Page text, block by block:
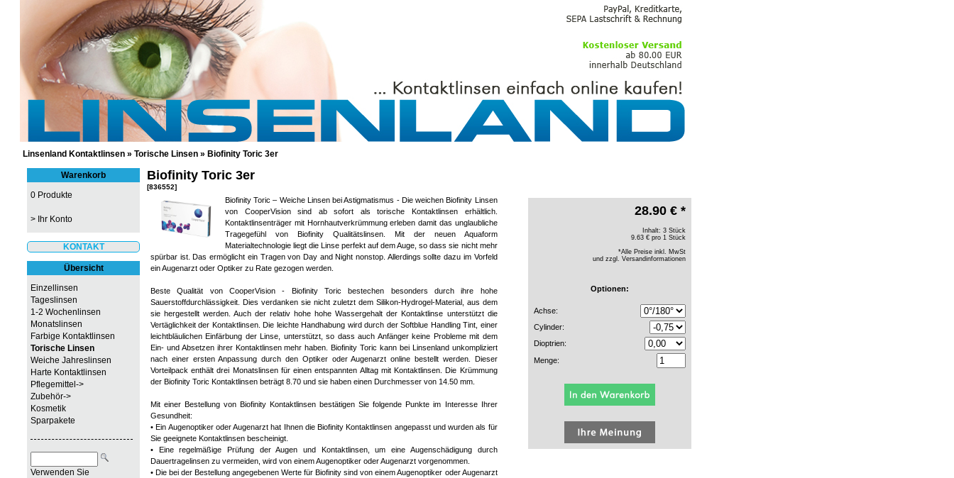
GÜNSTIGE KONTAKTLINSEN UND PFLEGEMITTEL
Linsenland Kontaktlinsen » Torische Linsen » Biofinity Toric 3er
Warenkorb
0 Produkte
> Ihr Konto
KONTAKT
Übersicht
Einzellinsen
Tageslinsen
1-2 Wochenlinsen
Monatslinsen
Farbige Kontaktlinsen
Torische Linsen
Weiche Jahreslinsen
Harte Kontaktlinsen
Pflegemittel->
Zubehör->
Kosmetik
Sparpakete
Verwenden Sie
Biofinity Toric 3er
[836552]
Biofinity Toric – Weiche Linsen bei Astigmatismus - Die weichen Biofinity Linsen
von CooperVision sind ab sofort als torische Kontaktlinsen erhältlich.
Kontaktlinsenträger mit Hornhautverkrümmung erleben damit das unglaubliche
Tragegefühl von Biofinity Qualitätslinsen. Mit der neuen Aquaform
Materialtechnologie liegt die Linse perfekt auf dem Auge, so dass sie nicht mehr
spürbar ist. Das ermöglicht ein Tragen von Day and Night nonstop. Allerdings sollte dazu im Vorfeld
ein Augenarzt oder Optiker zu Rate gezogen werden.
Beste Qualität von CooperVision - Biofinity Toric bestechen besonders durch ihre hohe
Sauerstoffdurchlässigkeit. Dies verdanken sie nicht zuletzt dem Silikon-Hydrogel-Material, aus dem
sie hergestellt werden. Auch der relativ hohe hohe Wassergehalt der Kontaktlinse unterstützt die
Vertäglichkeit der Kontaktlinsen. Die leichte Handhabung wird durch der Softblue Handling Tint, einer
leichtbläulichen Einfärbung der Linse, unterstützt, so dass auch Anfänger keine Probleme mit dem
Ein- und Absetzen ihrer Kontaktlinsen mehr haben. Biofinity Toric kann bei Linsenland unkompliziert
nach einer ersten Anpassung durch den Optiker oder Augenarzt online bestellt werden. Dieser
Vorteilpack enthält drei Monatslinsen für einen entspannten Alltag mit Kontaktlinsen. Die Krümmung
der Biofinity Toric Kontaktlinsen beträgt 8.70 und sie haben einen Durchmesser von 14.50 mm.
Mit einer Bestellung von Biofinity Kontaktlinsen bestätigen Sie folgende Punkte im Interesse Ihrer
Gesundheit:
• Ein Augenoptiker oder Augenarzt hat Ihnen die Biofinity Kontaktlinsen angepasst und wurden als für
Sie geeignete Kontaktlinsen bescheinigt.
• Eine regelmäßige Prüfung der Augen und Kontaktlinsen, um eine Augenschädigung durch
Dauertragelinsen zu vermeiden, wird von einem Augenoptiker oder Augenarzt vorgenommen.
• Die bei der Bestellung angegebenen Werte für Biofinity sind von einem Augenoptiker oder Augenarzt
28.90 € *
Inhalt: 3 Stück
9.63 € pro 1 Stück
*Alle Preise inkl. MwSt
und zzgl. Versandinformationen
Optionen:
Achse:
Cylinder:
Dioptrien:
Menge: